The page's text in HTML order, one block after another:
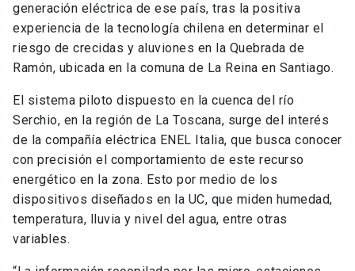
generación eléctrica de ese país, tras la positiva
experiencia de la tecnología chilena en determinar el
riesgo de crecidas y aluviones en la Quebrada de
Ramón, ubicada en la comuna de La Reina en Santiago.
El sistema piloto dispuesto en la cuenca del río
Serchio, en la región de La Toscana, surge del interés
de la compañía eléctrica ENEL Italia, que busca conocer
con precisión el comportamiento de este recurso
energético en la zona. Esto por medio de los
dispositivos diseñados en la UC, que miden humedad,
temperatura, lluvia y nivel del agua, entre otras
variables.